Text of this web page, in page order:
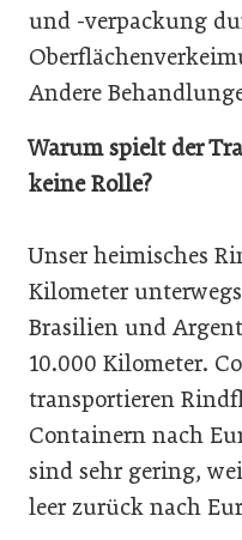
und -verpackung
Andere
Warum spielt der
keine Rolle?
Unser heimisches
Kilometer
Brasilien und
10.000 Kilometer.
transportieren
Containern nach
sind sehr gering,
leer zurück nach